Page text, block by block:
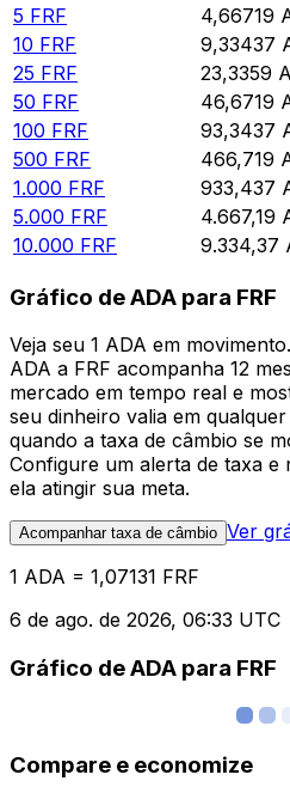
5 FRF 4,66719
10 FRF 9,33437
25 FRF 23,3359
50 FRF 46,6719
100 FRF 93,3437
500 FRF 466,719
1.000 FRF 933,437
5.000 FRF 4.667,19
10.000 FRF 9.334,37
Gráfico de ADA para FRF
Veja seu 1 ADA em
ADA a FRF acompanha 12
mercado em tempo real e
seu dinheiro valia em
quando a taxa de câmbio se
Configure um alerta de taxa e
ela atingir sua meta.
Acompanhar taxa de câmbio Ver
1 ADA = 1,07131 FRF
6 de ago. de 2026, 06:33 UTC
Gráfico de ADA para FRF
Compare e economize